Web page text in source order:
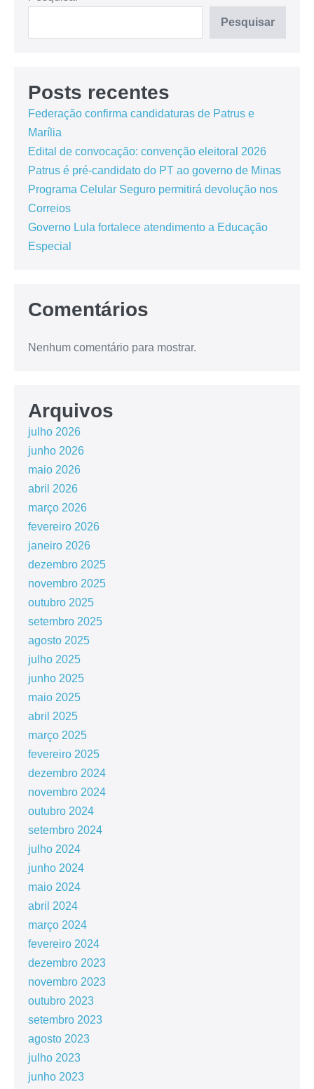
Pesquisar
Posts recentes
Federação confirma candidaturas de Patrus e
Marília
Edital de convocação: convenção eleitoral 2026
Patrus é pré-candidato do PT ao governo de Minas
Programa Celular Seguro permitirá devolução nos
Correios
Governo Lula fortalece atendimento a Educação
Especial
Comentários
Nenhum comentário para mostrar.
Arquivos
julho 2026
junho 2026
maio 2026
abril 2026
março 2026
fevereiro 2026
janeiro 2026
dezembro 2025
novembro 2025
outubro 2025
setembro 2025
agosto 2025
julho 2025
junho 2025
maio 2025
abril 2025
março 2025
fevereiro 2025
dezembro 2024
novembro 2024
outubro 2024
setembro 2024
julho 2024
junho 2024
maio 2024
abril 2024
março 2024
fevereiro 2024
dezembro 2023
novembro 2023
outubro 2023
setembro 2023
agosto 2023
julho 2023
junho 2023